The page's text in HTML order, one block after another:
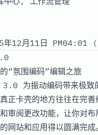
年12月11日 PM04:01 (
“氛围编码”编辑之旅
为振动编码带来极致
正卡壳的地方往往在完
审阅更改功能，让你对
网站和应用得以圆满完成。